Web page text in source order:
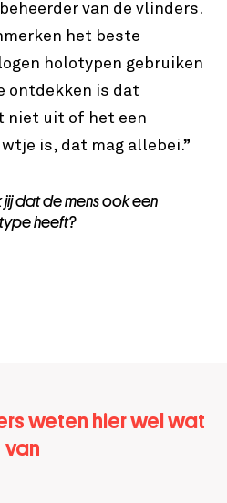
van de vlinders.
het beste
holotypen gebruiken
ontdekken is dat
niet uit of het een
is, dat mag allebei.”
jij dat de mens ook een
heeft?
weten hier wel wat
van